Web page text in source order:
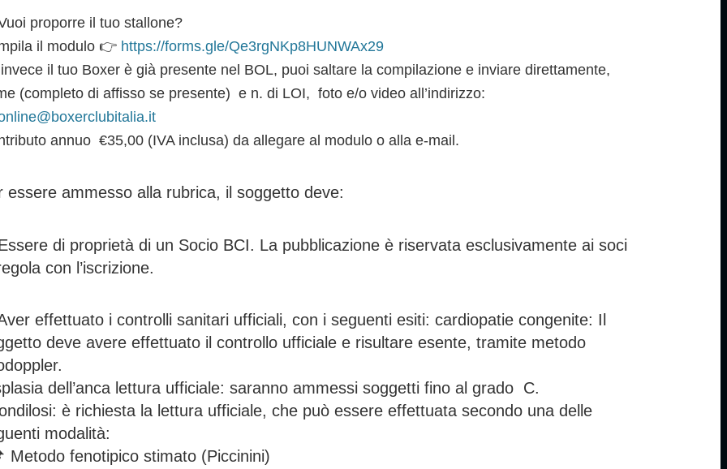
proporre il tuo stallone?
il modulo 👉 https://forms.gle/Qe3rgNKp8HUNWAx29
il tuo Boxer è già presente nel BOL, puoi saltare la compilazione e inviare direttamente,
(completo di affisso se presente) e n. di LOI, foto e/o video all’indirizzo:
annuo €35,00 (IVA inclusa) da allegare al modulo o alla e-mail.
essere ammesso alla rubrica, il soggetto deve:
di proprietà di un Socio BCI. La pubblicazione è riservata esclusivamente ai soci
con l’iscrizione.
effettuato i controlli sanitari ufficiali, con i seguenti esiti: cardiopatie congenite: Il
deve avere effettuato il controllo ufficiale e risultare esente, tramite metodo
dell’anca lettura ufficiale: saranno ammessi soggetti fino al grado C.
è richiesta la lettura ufficiale, che può essere effettuata secondo una delle
modalità:
Metodo fenotipico stimato (Piccinini)